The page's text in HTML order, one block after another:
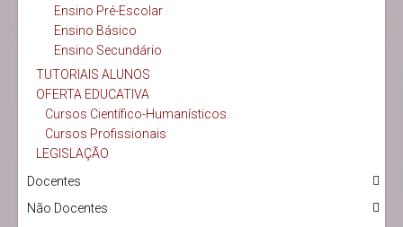
Ensino Pré-Escolar
Ensino Básico
Ensino Secundário
TUTORIAIS ALUNOS
OFERTA EDUCATIVA
Cursos Científico-Humanísticos
Cursos Profissionais
LEGISLAÇÃO
Docentes
Não Docentes